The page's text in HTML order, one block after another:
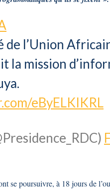
l’Union
la mission
eByELKIKRL
se poursuivre, à 18 jours de